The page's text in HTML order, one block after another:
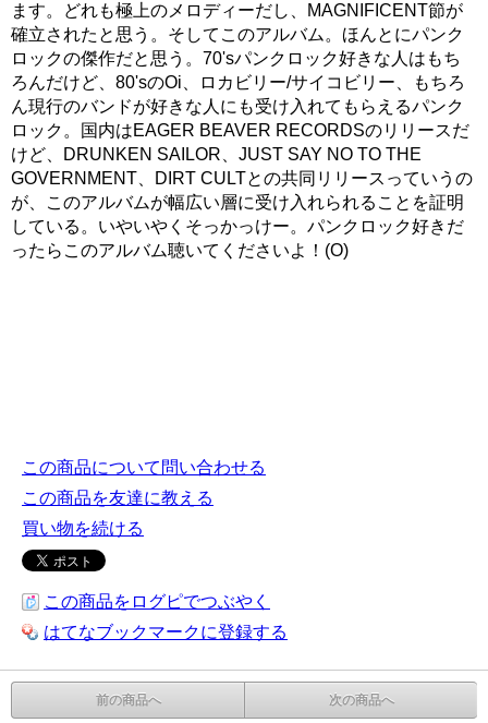
ます。どれも極上のメロディーだし、MAGNIFICENT節が
確立されたと思う。そしてこのアルバム。ほんとにパンク
ロックの傑作だと思う。70'sパンクロック好きな人はもち
ろんだけど、80'sのOi、ロカビリー/サイコビリー、もちろ
ん現行のバンドが好きな人にも受け入れてもらえるパンク
ロック。国内はEAGER BEAVER RECORDSのリリースだ
けど、DRUNKEN SAILOR、JUST SAY NO TO THE
GOVERNMENT、DIRT CULTとの共同リリースっていうの
が、このアルバムが幅広い層に受け入れられることを証明
している。いやいやくそっかっけー。パンクロック好きだ
ったらこのアルバム聴いてくださいよ！(O)
この商品について問い合わせる
この商品を友達に教える
買い物を続ける
この商品をログピでつぶやく
はてなブックマークに登録する
前の商品へ 次の商品へ